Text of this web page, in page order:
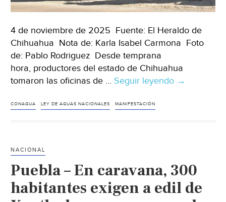
4 de noviembre de 2025 Fuente: El Heraldo de
Chihuahua Nota de: Karla Isabel Carmona Foto
de: Pablo Rodriguez Desde temprana
hora, productores del estado de Chihuahua
tomaron las oficinas de … Seguir leyendo Chihuahua
Conagua;
van
contra
→
CONAGUA LEY DE AGUAS NACIONALES MANIFESTACIÓN
NACIONAL
Puebla – En caravana, 300
habitantes exigen a edil de